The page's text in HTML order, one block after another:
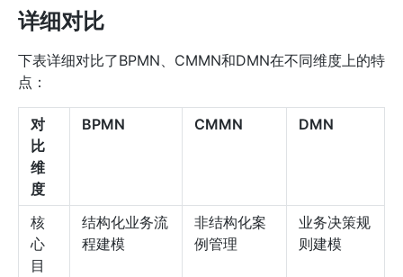
详细对比
下表详细对比了BPMN、CMMN和DMN在不同维度上的特
点：
对
比
维
度
BPMN CMMN DMN
核
心
目
结构化业务流
程建模
非结构化案
例管理
业务决策规
则建模